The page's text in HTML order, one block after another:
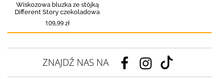
Wiskozowa bluzka ze stójką
Different Story czekoladowa
109,99 zł
ZNAJDŹ NAS NA